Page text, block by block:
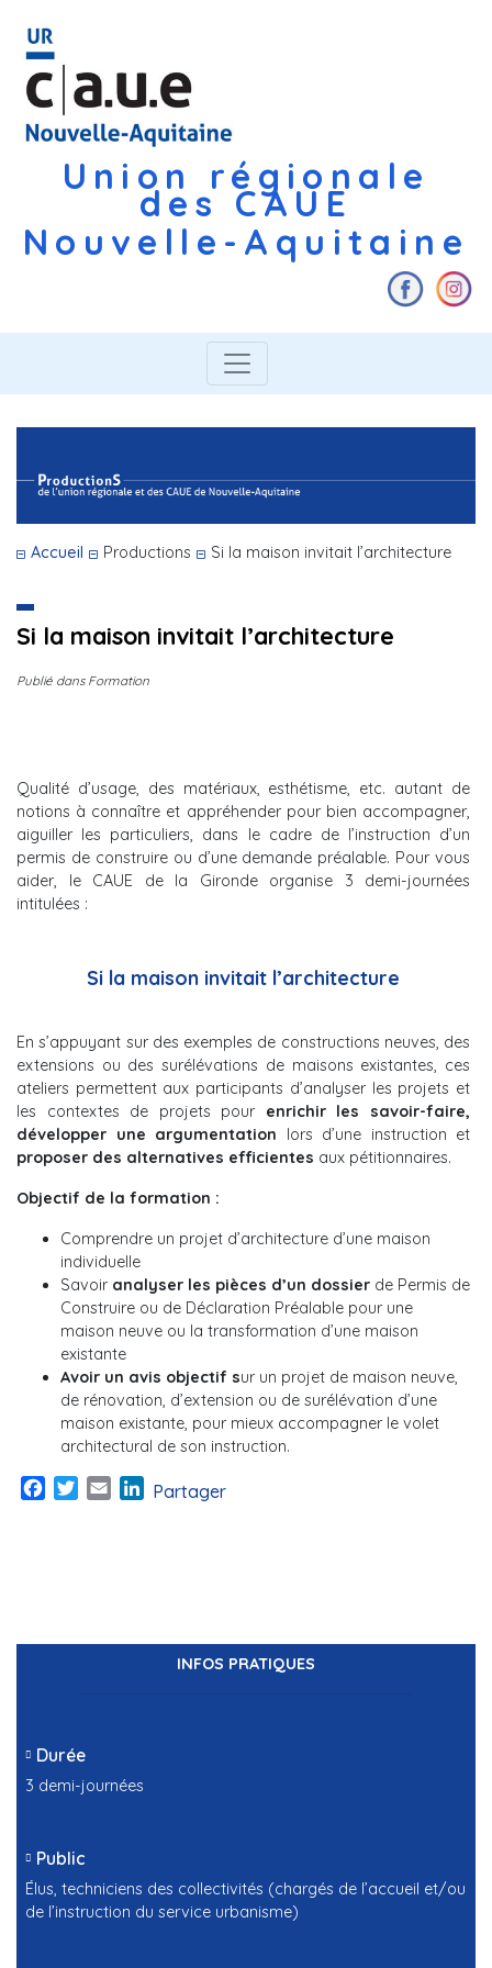
Union régionale
des CAUE
Nouvelle-Aquitaine
Accueil Productions Si la maison invitait l’architecture
Si la maison invitait l’architecture
Publié dans Formation
Qualité d’usage, des matériaux, esthétisme, etc. autant de
notions à connaître et appréhender pour bien accompagner,
aiguiller les particuliers, dans le cadre de l’instruction d’un
permis de construire ou d’une demande préalable. Pour vous
aider, le CAUE de la Gironde organise 3 demi-journées
intitulées :
Si la maison invitait l’architecture
En s’appuyant sur des exemples de constructions neuves, des
extensions ou des surélévations de maisons existantes, ces
ateliers permettent aux participants d’analyser les projets et
les contextes de projets pour enrichir les savoir-faire,
développer une argumentation lors d’une instruction et
proposer des alternatives efficientes aux pétitionnaires.
Objectif de la formation :
Comprendre un projet d’architecture d’une maison
individuelle
Savoir analyser les pièces d’un dossier de Permis de
Construire ou de Déclaration Préalable pour une
maison neuve ou la transformation d’une maison
existante
Avoir un avis objectif sur un projet de maison neuve,
de rénovation, d’extension ou de surélévation d’une
maison existante, pour mieux accompagner le volet
architectural de son instruction.
Facebook
TwitterEmail LinkedIn
Partager
INFOS PRATIQUES
Durée
3 demi-journées
Public
Élus, techniciens des collectivités (chargés de l’accueil et/ou
de l’instruction du service urbanisme)